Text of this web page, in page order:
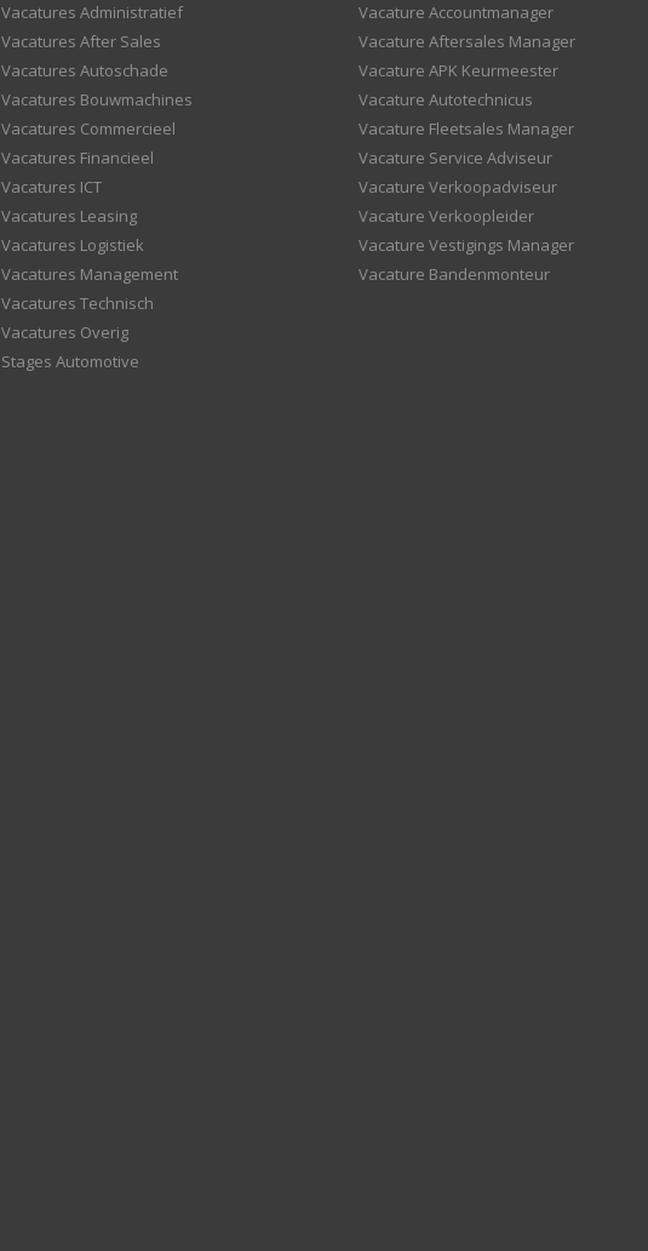
Vacatures Administratief
Vacatures After Sales
Vacatures Autoschade
Vacatures Bouwmachines
Vacatures Commercieel
Vacatures Financieel
Vacatures ICT
Vacatures Leasing
Vacatures Logistiek
Vacatures Management
Vacatures Technisch
Vacatures Overig
Stages Automotive
Vacature Accountmanager
Vacature Aftersales Manager
Vacature APK Keurmeester
Vacature Autotechnicus
Vacature Fleetsales Manager
Vacature Service Adviseur
Vacature Verkoopadviseur
Vacature Verkoopleider
Vacature Vestigings Manager
Vacature Bandenmonteur